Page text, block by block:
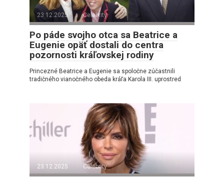
23.12.2025 Celebrity
Po páde svojho otca sa Beatrice a
Eugenie opäť dostali do centra
pozornosti kráľovskej rodiny
Princezné Beatrice a Eugenie sa spoločne zúčastnili
tradičného vianočného obeda kráľa Karola III. uprostred
23.12.2025 Celebrity